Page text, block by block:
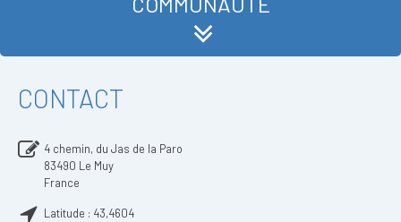
CONTACT
4 chemin, du Jas de la Paro
83490 Le Muy
France
Latitude : 43,4604